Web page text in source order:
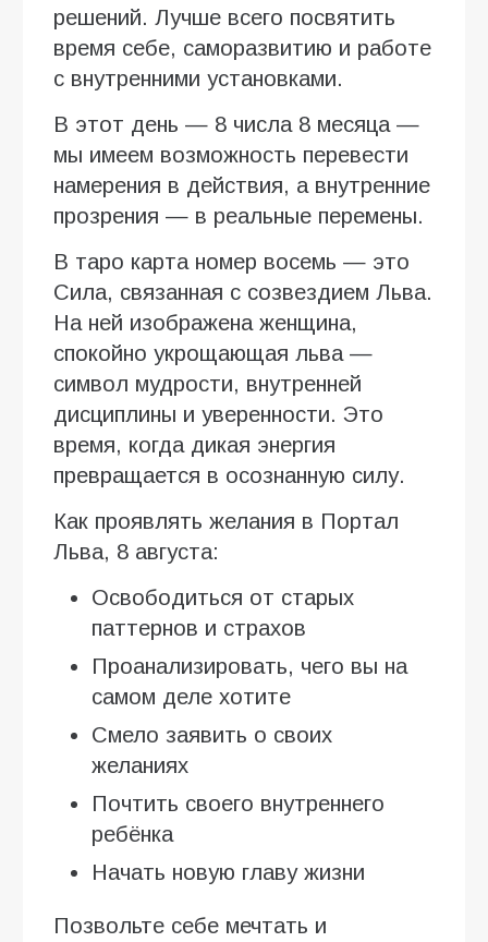
решений. Лучше всего посвятить
время себе, саморазвитию и работе
с внутренними установками.
В этот день — 8 числа 8 месяца —
мы имеем возможность перевести
намерения в действия, а внутренние
прозрения — в реальные перемены.
В таро карта номер восемь — это
Сила, связанная с созвездием Льва.
На ней изображена женщина,
спокойно укрощающая льва —
символ мудрости, внутренней
дисциплины и уверенности. Это
время, когда дикая энергия
превращается в осознанную силу.
Как проявлять желания в Портал
Льва, 8 августа:
Освободиться от старых
паттернов и страхов
Проанализировать, чего вы на
самом деле хотите
Смело заявить о своих
желаниях
Почтить своего внутреннего
ребёнка
Начать новую главу жизни
Позвольте себе мечтать и